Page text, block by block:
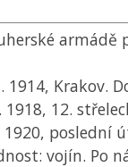
armádě
1914, Krakov.
1918, 12.
1920, poslední
vojín. Po